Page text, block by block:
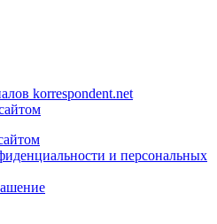
korrespondent.net
и персональных